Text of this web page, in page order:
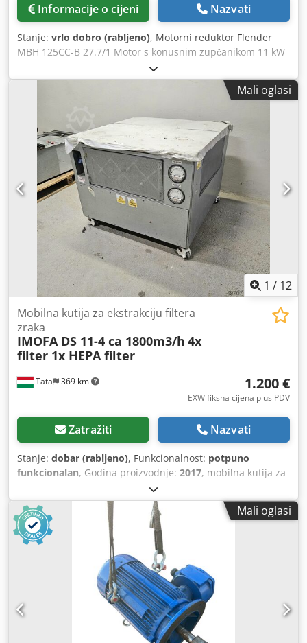
Informacije o cijeni Nazvati
Stanje: vrlo dobro (rabljeno), Motorni reduktor Flender
MBH 125CC-B 27.7/1 Motor s konusnim zupčanikom 11 kW
pri 1400 o/min. 230/400V, 50Hz, IP 55 radili su s
pretvaračima frekvencije Odgovarajući frekvencijski
pretvarači Walther Flender ZZ0103069.34003 Sinus Penta
pretvarača !!! Vrlo dobro stanje, direktno iz proizvodnje!
Cjdpsk E Htcofx Af Rsha
Mali oglasi
1 / 12
Tata 369 km
Mobilna kutija za ekstrakciju filtera
zraka
IMOFA DS 11-4 ca 1800m3/h 4x
filter 1x HEPA filter
1.200 €
EXW fiksna cijena plus PDV
Zatražiti Nazvati
Stanje: dobar (rabljeno), Funkcionalnost: potpuno
funkcionalan, Godina proizvodnje: 2017, mobilna kutija za
ekstrakciju filtra zraka Kutija s ugrađenim ventilatorom i
filter uloškom. Sa HEPA filterom. za ventilaciju, filtriranje i
uklanjanje zraka iz prostorija. Kapacitet ekstrakcije cca
1800m3/h Cjdpfxsvvcqxe Af Rsha Ispušni ventilator: IMOFA
DS 11-4 460 W 50 Hz 4,8 Ampera Napon: 230 V, 50 Hz
Systemair RTRE 5 upravljač transformatora 4 filter uloška 1
kom ULTIMA RP Hepa filter 3000m3/h Kućište s
aluminijskim okvirom, pomični kotači koji se koče
Dimenzije: 100x100x80 cm Težina: cca 120 kg
Mali oglasi